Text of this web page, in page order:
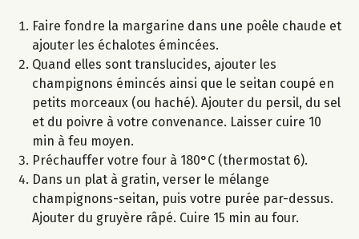
Faire fondre la margarine dans une poêle chaude et
ajouter les échalotes émincées.
Quand elles sont translucides, ajouter les
champignons émincés ainsi que le seitan coupé en
petits morceaux (ou haché). Ajouter du persil, du sel
et du poivre à votre convenance. Laisser cuire 10
min à feu moyen.
Préchauffer votre four à 180°C (thermostat 6).
Dans un plat à gratin, verser le mélange
champignons-seitan, puis votre purée par-dessus.
Ajouter du gruyère râpé. Cuire 15 min au four.